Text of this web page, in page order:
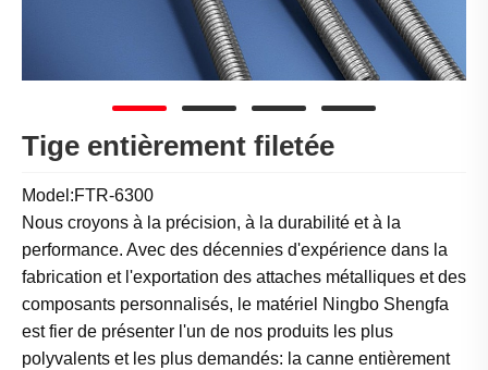
Tige entièrement filetée
Model:FTR-6300
Nous croyons à la précision, à la durabilité et à la
performance. Avec des décennies d'expérience dans la
fabrication et l'exportation des attaches métalliques et des
composants personnalisés, le matériel Ningbo Shengfa
est fier de présenter l'un de nos produits les plus
polyvalents et les plus demandés: la canne entièrement